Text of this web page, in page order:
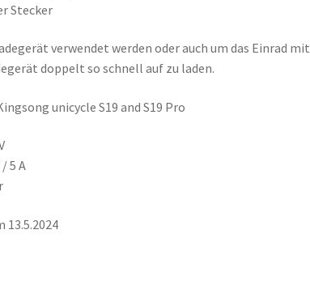
Stecker
verwendet werden oder auch um das Einrad mit
doppelt so schnell auf zu laden.
unicycle S19 and S19 Pro
5 A